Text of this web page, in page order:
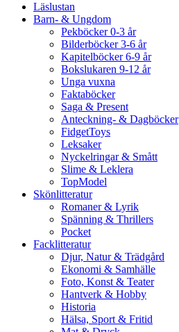
Läslustan
Barn- & Ungdom
Pekböcker 0-3 år
Bilderböcker 3-6 år
Kapitelböcker 6-9 år
Bokslukaren 9-12 år
Unga vuxna
Faktaböcker
Saga & Present
Anteckning- & Dagböcker
FidgetToys
Leksaker
Nyckelringar & Smått
Slime & Leklera
TopModel
Skönlitteratur
Romaner & Lyrik
Spänning & Thrillers
Pocket
Facklitteratur
Djur, Natur & Trädgård
Ekonomi & Samhälle
Foto, Konst & Teater
Hantverk & Hobby
Historia
Hälsa, Sport & Fritid